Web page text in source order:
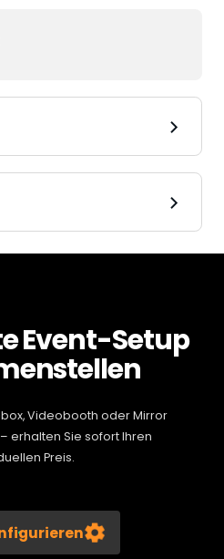
Event-Setup
Videobooth oder Mirror
erhalten Sie sofort Ihren
Preis.